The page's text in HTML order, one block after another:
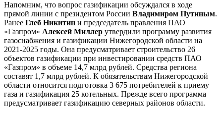
Напомним, что вопрос газификации обсуждался в ходе
прямой линии с президентом России Владимиром Путиным.
Ранее Глеб Никитин и председатель правления ПАО
«Газпром» Алексей Миллер утвердили программу развития
газоснабжения и газификации Нижегородской области на
2021-2025 годы. Она предусматривает строительство 26
объектов газификации при инвестировании средств ПАО
«Газпром» в объеме 14,7 млрд рублей. Средства региона
составят 1,7 млрд рублей. К обязательствам Нижегородской
области относится подготовка 3 675 потребителей к приему
газа и газификация 25 котельных. Прежде всего программа
предусматривает газификацию северных районов области.